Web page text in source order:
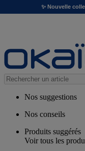
✨ Nouvelle
Nos suggestions
Nos conseils
Produits suggérés
Voir tous les